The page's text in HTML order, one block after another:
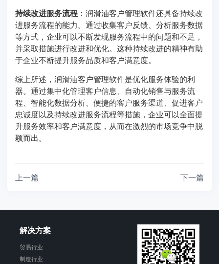
持续改进服务流程 ：润滑油客户管理软件还具备持续改
进服务流程的能力。通过收集客户反馈、分析服务数据
等方式，企业可以不断发现服务流程中的问题和不足，
并采取措施进行改进和优化。这种持续改进的精神有助
于企业不断提升服务品质和客户满意度。
综上所述，润滑油客户管理软件是优化服务体验的利
器。通过集中化管理客户信息、自动化销售与服务流
程、智能化数据分析、便捷的客户服务渠道、促进客户
忠诚度以及持续改进服务流程等措施，企业可以全面提
升服务效率和客户满意度，从而在激烈的市场竞争中脱
颖而出。
上一篇 下一篇
解决方案
贸易行业
制造行业